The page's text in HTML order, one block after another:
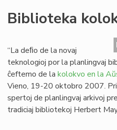
Biblioteka
“La deﬁo de la novaj
teknologioj por la planlingvaj
ĉeftemo de la kolokvo en la
Vieno, 19-20 oktobro 2007.
spertoj de planlingvaj arkivoj
tradiciaj bibliotekoj Herbert